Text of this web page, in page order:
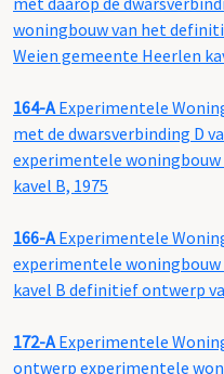
woningbouw van het
Weien gemeente Heerlen
164-AExperimentele
met de dwarsverbinding D
experimentele woningbouw
kavel B, 1975
166-AExperimentele
experimentele woningbouw
kavel B definitief ontwerp
172-AExperimentele
ontwerp experimentele